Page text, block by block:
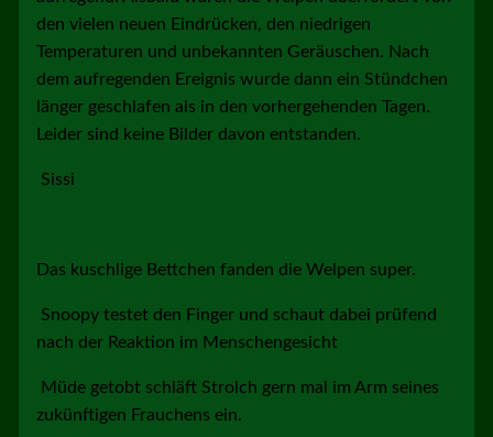
den vielen neuen Eindrücken, den niedrigen
Temperaturen und unbekannten Geräuschen. Nach
dem aufregenden Ereignis wurde dann ein Stündchen
länger geschlafen als in den vorhergehenden Tagen.
Leider sind keine Bilder davon entstanden.
Sissi
Das kuschlige Bettchen fanden die Welpen super.
Snoopy testet den Finger und schaut dabei prüfend
nach der Reaktion im Menschengesicht
Müde getobt schläft Strolch gern mal im Arm seines
zukünftigen Frauchens ein.